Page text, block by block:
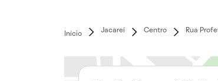
Início
Jacareí Centro Rua